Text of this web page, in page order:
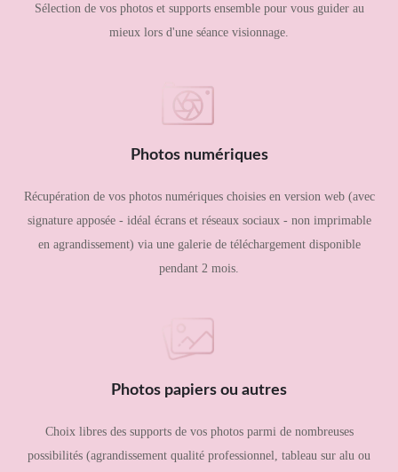
Sélection de vos photos et supports ensemble pour vous guider au
mieux lors d'une séance visionnage.
Photos numériques
Récupération de vos photos numériques choisies en version web (avec
signature apposée - idéal écrans et réseaux sociaux - non imprimable
en agrandissement) via une galerie de téléchargement disponible
pendant 2 mois.
Photos papiers ou autres
Choix libres des supports de vos photos parmi de nombreuses
possibilités (agrandissement qualité professionnel, tableau sur alu ou